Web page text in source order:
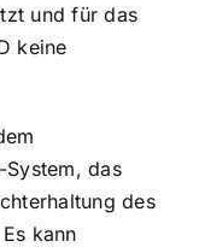
und für das
keine
das
des
kann